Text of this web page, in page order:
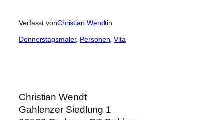
Verfasst vonChristian Wendtin
Donnerstagsmaler, Personen , Vita
Christian Wendt
Gahlenzer Siedlung 1